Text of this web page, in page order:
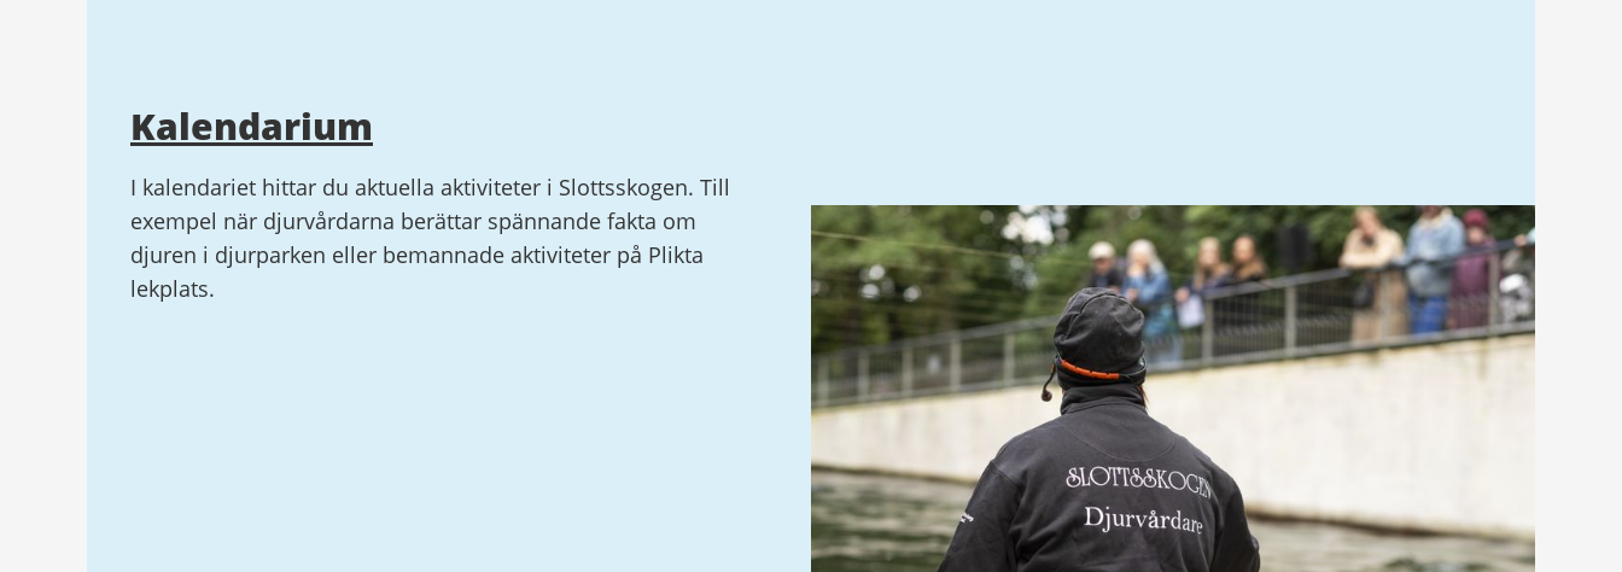
Kalendarium
I kalendariet hittar du aktuella aktiviteter i Slottsskogen. Till
exempel när djurvårdarna berättar spännande fakta om
djuren i djurparken eller bemannade aktiviteter på Plikta
lekplats.